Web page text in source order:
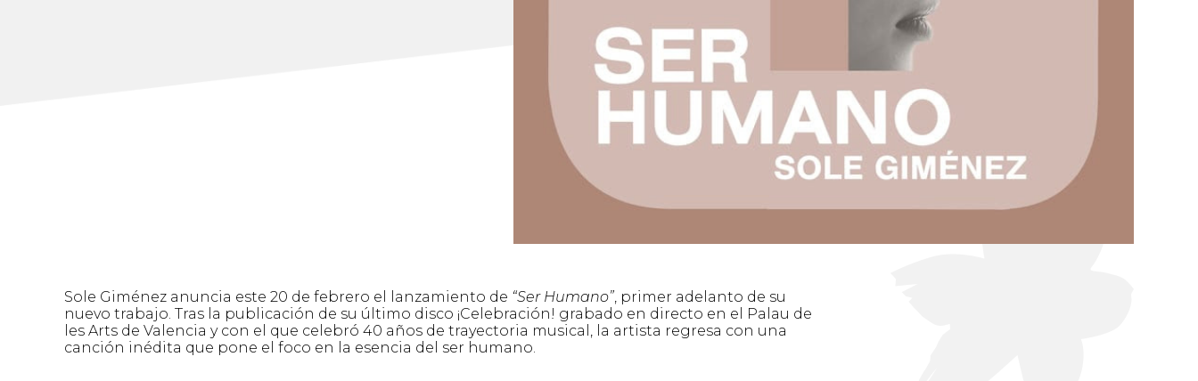
Sole Giménez anuncia este 20 de febrero el lanzamiento de “Ser Humano”, primer adelanto de su
nuevo trabajo. Tras la publicación de su último disco ¡Celebración! grabado en directo en el Palau de
les Arts de Valencia y con el que celebró 40 años de trayectoria musical, la artista regresa con una
canción inédita que pone el foco en la esencia del ser humano.